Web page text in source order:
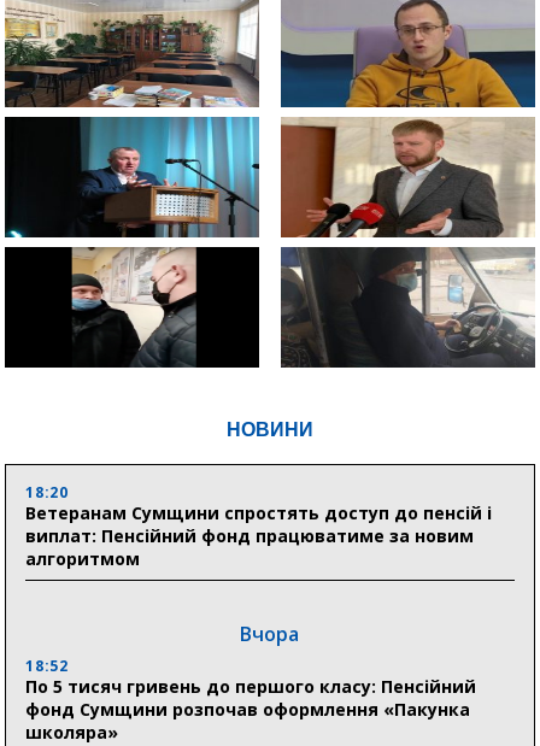
НОВИНИ
18:20
Ветеранам Сумщини спростять доступ до пенсій і
виплат: Пенсійний фонд працюватиме за новим
алгоритмом
Вчора
18:52
По 5 тисяч гривень до першого класу: Пенсійний
фонд Сумщини розпочав оформлення «Пакунка
школяра»